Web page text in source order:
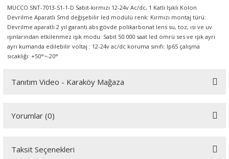
Cihazları
MUCCO SNT-7013-S1-1-D Sabit-kırmızı 12-24v Ac/dc, 1 Katlı Işıklı Kolon
Devrilme Aparatlı Smd değişebilir led modülü renk: Kırmızı montaj türü:
Devrilme aparatlı 2 yıl garanti abs gövde polikarbonat lens su, toz, ısı ve uv
ışınlarından etkilenmez ışık modu: Sabit 50.000 saat led ömrü ses ve ışık ayrı
ayrı kumanda edilebilir voltaj : 12-24v ac/dc koruma sınıfı: Ip65 çalışma
sıcaklığı: +50°~-20°
Tanıtım Video - Karaköy Mağaza
Yorumlar (0)
Bu ürüne ilk yorumu siz yapın!
Taksit Seçenekleri